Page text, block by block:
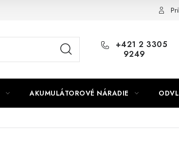
+421 2 3305
9249
AKUMULÁTOROVÉ NÁRADIE